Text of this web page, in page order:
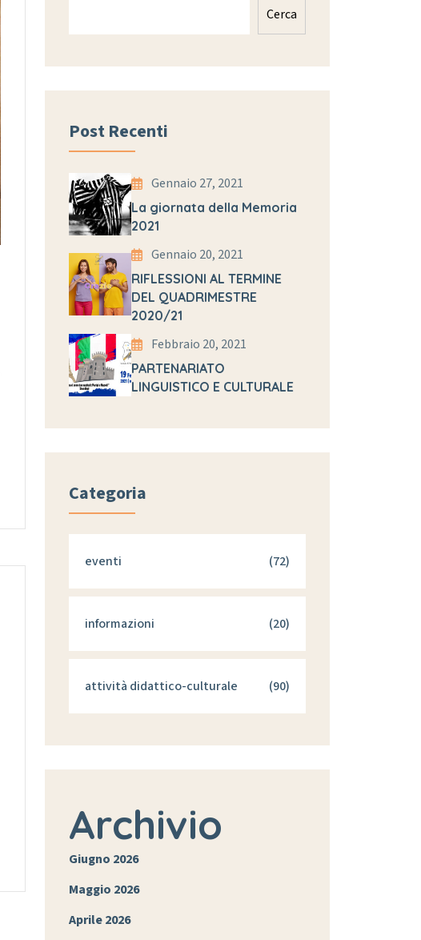
Cerca
Post Recenti
Gennaio 27, 2021
La giornata della Memoria
2021
Gennaio 20, 2021
RIFLESSIONI AL TERMINE
DEL QUADRIMESTRE
2020/21
Febbraio 20, 2021
PARTENARIATO
LINGUISTICO E CULTURALE
Categoria
eventi (72)
informazioni (20)
attività didattico-culturale (90)
Archivio
Giugno 2026
Maggio 2026
Aprile 2026